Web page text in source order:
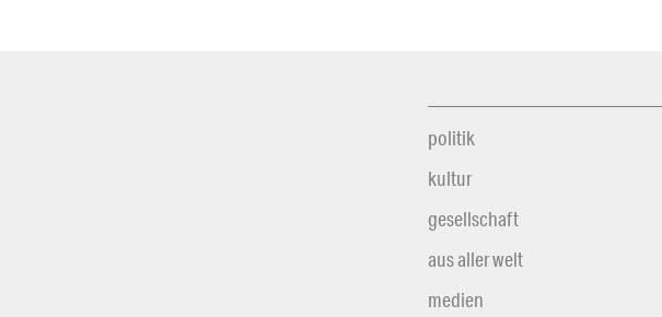
politik
kultur
gesellschaft
aus aller welt
medien